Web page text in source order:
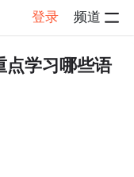
登录 频道
点学习哪些语